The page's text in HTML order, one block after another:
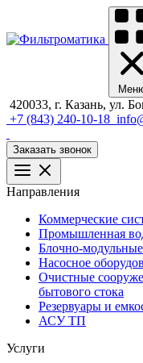
420033, г. Казань, ул.
+7 (843) 240-10-18
Заказать звонок
Направления
Коммерческие
Промышленная
Блочно-
Насосное
Очистные
бытового стока
Резервуары и
АСУ ТП
Услуги